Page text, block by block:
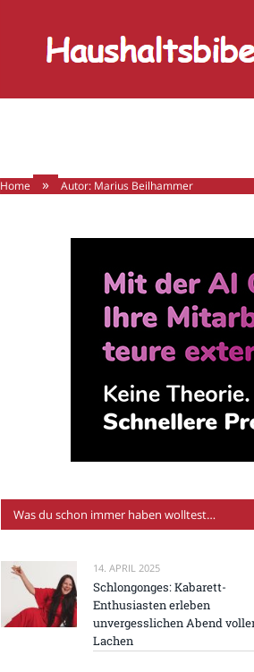
Home » Autor: Marius Beilhammer
Was du schon immer haben wolltest…
14. APRIL 2025
Schlongonges: Kabarett-
Enthusiasten erleben
unvergesslichen Abend
Lachen